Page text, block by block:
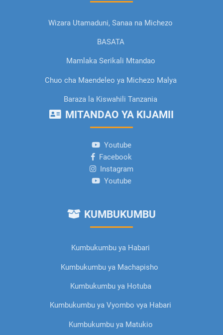
Wizara Utamaduni, Sanaa na Michezo
BASATA
Mamlaka Serikali Mtandao
Chuo cha Maendeleo ya Michezo Malya
Baraza la Kiswahili Tanzania
MITANDAO YA KIJAMII
Youtube
Facebook
Instagram
Youtube
KUMBUKUMBU
Kumbukumbu ya Habari
Kumbukumbu ya Machapisho
Kumbukumbu ya Hotuba
Kumbukumbu ya Vyombo vya Habari
Kumbukumbu ya Matukio